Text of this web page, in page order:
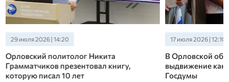
29 июля 2026 | 14:20
Орловский политолог Никита
Грамматчиков презентовал книгу,
которую писал 10 лет
17 июля 2026 | 12:10
В Орловской
выдвижение
Госдумы